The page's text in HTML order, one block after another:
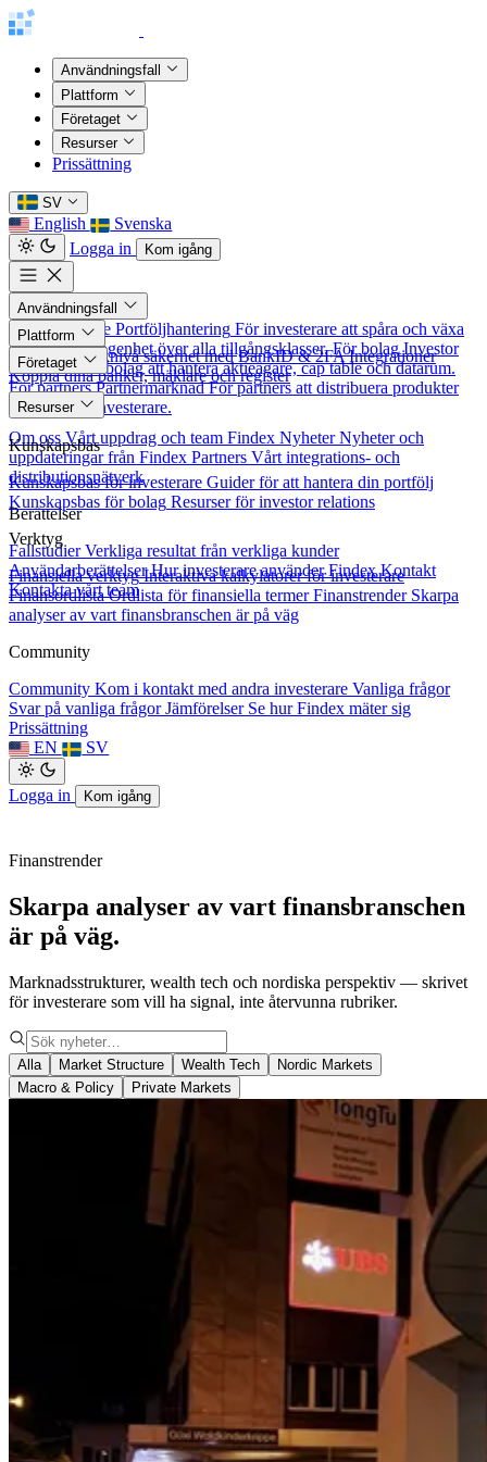
Användningsfall
Plattform
Företaget
Resurser
Prissättning
SV
English
Svenska
Logga in
Kom igång
Användningsfall
För investerare Portföljhantering För investerare att spåra och växa
sitt nettoförmögenhet över alla tillgångsklasser. För bolag Investor
Relations
För bolag att hantera aktieägare, cap table och datarum.
För partners Partnermarknad För partners att distribuera produkter
till nordiska investerare.
Plattform
Säkerhet Banknivå säkerhet med BankID & 2FA Integrationer
Koppla dina banker, mäklare och register
Företaget
Om oss
Om oss Vårt uppdrag och team Findex Nyheter Nyheter och
uppdateringar från Findex Partners Vårt integrations- och
distributionsnätverk
Berättelser
Fallstudier Verkliga resultat från verkliga kunder
Användarberättelser Hur investerare använder Findex Kontakt
Kontakta vårt team
Resurser
Kunskapsbas
Kunskapsbas för investerare Guider för att hantera din portfölj
Kunskapsbas för bolag Resurser för investor relations
Verktyg
Finansiella verktyg Interaktiva kalkylatorer för investerare
Finansordlista Ordlista för finansiella termer Finanstrender Skarpa
analyser av vart finansbranschen är på väg
Community
Community Kom i kontakt med andra investerare Vanliga frågor
Svar på vanliga frågor Jämförelser Se hur Findex mäter sig
Prissättning
EN
SV
Logga in Kom igång
Finanstrender
Skarpa analyser av vart finansbranschen
är på väg.
Marknadsstrukturer, wealth tech och nordiska perspektiv — skrivet
för investerare som vill ha signal, inte återvunna rubriker.
Alla Market Structure Wealth Tech
Nordic Markets
Macro & Policy
Private Markets